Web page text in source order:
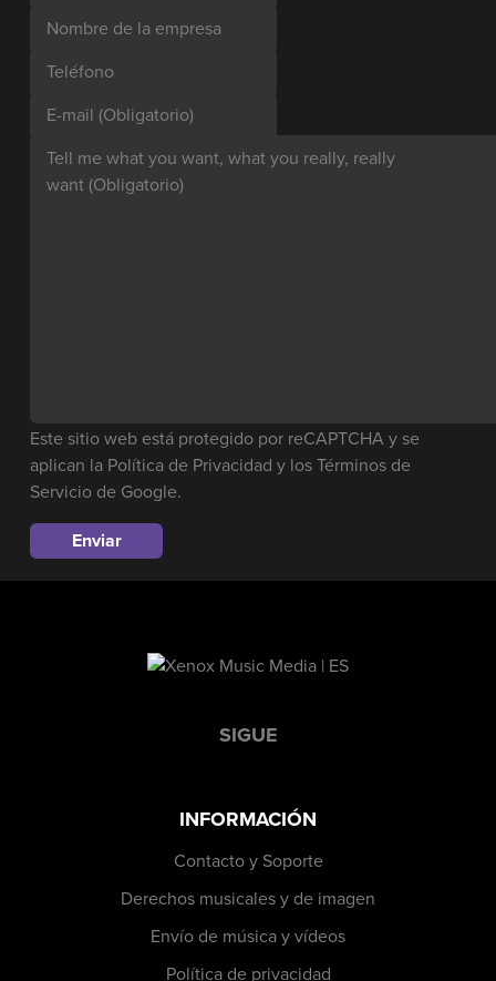
Nombre de la empresa
Teléfono
E-mail (Obligatorio)
Tell me what you want, what you really, really
want (Obligatorio)
Este sitio web está protegido por reCAPTCHA y se
aplican la Política de Privacidad y losTérminos de
Servicio de Google.
SIGUE
INFORMACIÓN
Contacto y Soporte
Derechos musicales y de imagen
Envío de música y vídeos
Política de privacidad